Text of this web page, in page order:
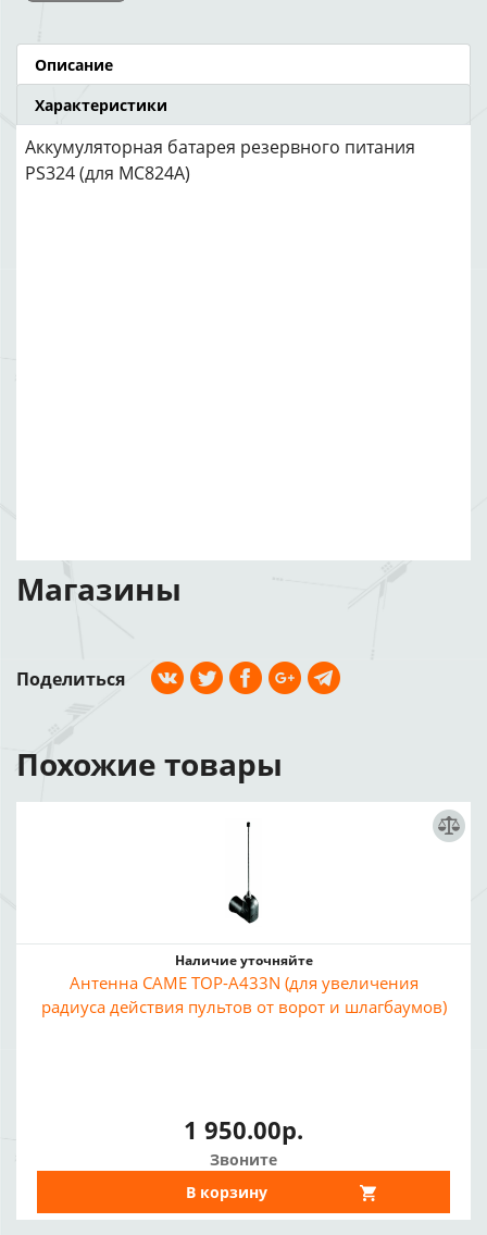
Описание
Характеристики
Аккумуляторная батарея резервного питания
PS324 (для MC824A)
Магазины
Поделиться
Похожие товары
Наличие уточняйте
Антенна CAME TOP-A433N (для увеличения
радиуса действия пультов от ворот и шлагбаумов)
1 950.00р.
Звоните
В корзину